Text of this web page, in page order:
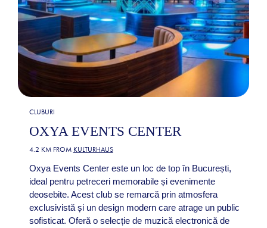
CLUBURI
OXYA EVENTS CENTER
4.2 KM FROM KULTURHAUS
Oxya Events Center este un loc de top în București,
ideal pentru petreceri memorabile și evenimente
deosebite. Acest club se remarcă prin atmosfera
exclusivistă și un design modern care atrage un public
sofisticat. Oferă o selecție de muzică electronică de